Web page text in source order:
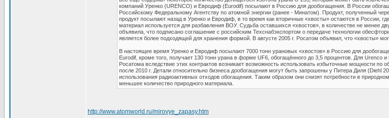
компаний Уренко (URENCO) и Евродиф (Eurodif) посылают в Россию для дообогащения. В России
Российскому Федеральному Агентству по атомной энергии (ранее - Минатом). Продукт, полученный
продукт посылают назад в Уренко и Евродиф, в то время как вторичные «хвосты» остаются в России,
материал используется для разбавления ВОУ. Судьба оставшихся «хвостов», в количестве не менее
объявила, что подписано соглашение с российским Техснабэкспортом о передаче технологии
является более подходящей для хранения формой. В августе 2005 г. Росатом объявил, что «хвосты»
В настоящее время Уренко и Евродиф посылают 7000 тонн урановых «хвостов» в Россию для
Eurodif, кроме того, получает 130 тонн урана в форме UF6, обогащённого до 3,5 процентов. Для Urenco
Росатома вследствие этих контрактов возникает возможность использовать избыточные мощности по
после 2010 г. Детали относительно бизнеса дообогащения могут быть запрошены у Питера Диля (Diehl
использования радиоактивных отходов обогащения. Таким образом они снизят потребности в
меньшее количество природного материала.
http://www.atomworld.ru/mirovye_zapasy.htm